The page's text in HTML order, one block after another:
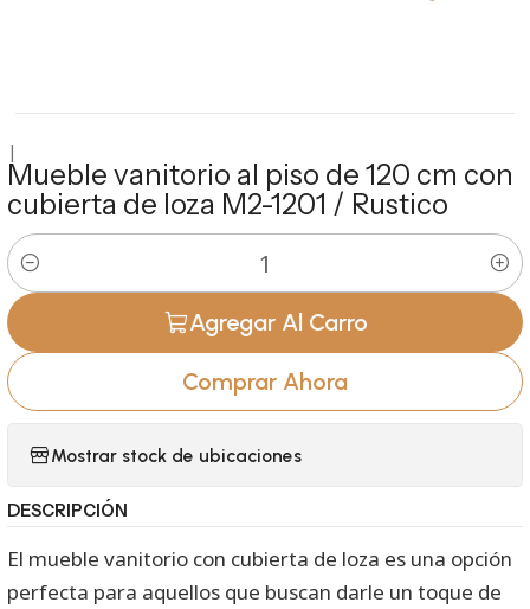
|
Mueble vanitorio al piso de 120 cm con
cubierta de loza M2-1201 / Rustico
Cantidad
Agregar Al Carro
Comprar Ahora
Mostrar stock de ubicaciones
DESCRIPCIÓN
El mueble vanitorio con cubierta de loza es una opción
perfecta para aquellos que buscan darle un toque de